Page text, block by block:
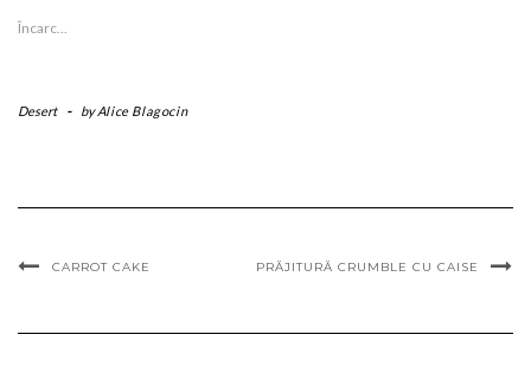
Încarc...
Desert - byAlice Blagocin
CARROT CAKE PRĂJITURĂ CRUMBLE CU CAISE